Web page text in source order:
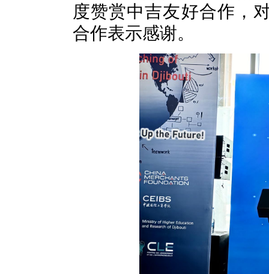
度赞赏中吉友好合作，
合作表示感谢。